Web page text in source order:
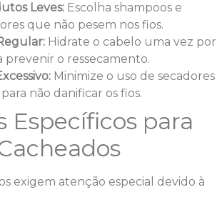
Leves: Escolha shampoos e
que não pesem nos fios.
Hidrate o cabelo uma vez por
prevenir o ressecamento.
Minimize o uso de secadores
não danificar os fios.
Específicos para
exigem atenção especial devido à